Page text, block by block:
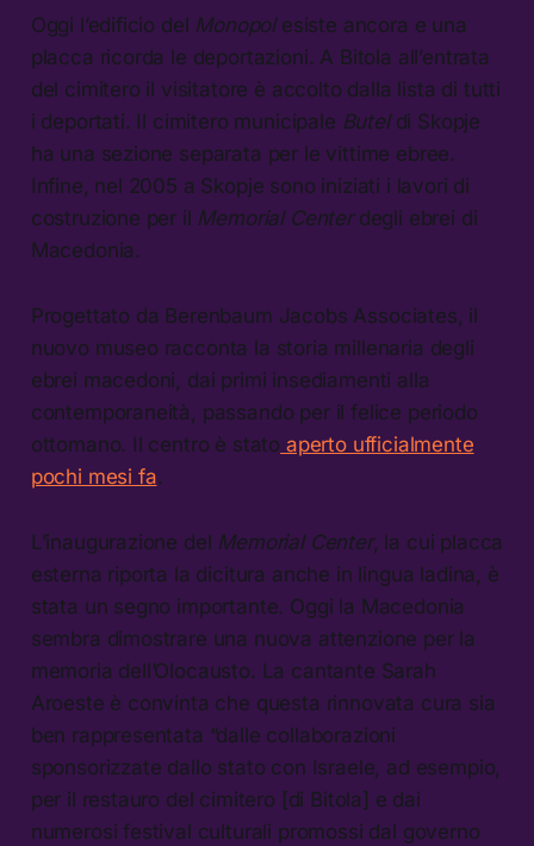
Oggi l’edificio del Monopol esiste ancora e una
placca ricorda le deportazioni. A Bitola all’entrata
del cimitero il visitatore è accolto dalla lista di tutti
i deportati. Il cimitero municipale Buteldi Skopje
ha una sezione separata per le vittime ebree.
Infine, nel 2005 a Skopje sono iniziati i lavori di
costruzione per il Memorial Centerdegli ebrei di
Macedonia.
Progettato da Berenbaum Jacobs Associates, il
nuovo museo racconta la storia millenaria degli
ebrei macedoni, dai primi insediamenti alla
contemporaneità, passando per il felice periodo
ottomano. Il centro è stato aperto ufficialmente
pochi mesi fa.
L’inaugurazione del Memorial Center, la cui placca
esterna riporta la dicitura anche in lingua ladina, è
stata un segno importante. Oggi la Macedonia
sembra dimostrare una nuova attenzione per la
memoria dell’Olocausto. La cantante Sarah
Aroeste è convinta che questa rinnovata cura sia
ben rappresentata “dalle collaborazioni
sponsorizzate dallo stato con Israele, ad esempio,
per il restauro del cimitero [di Bitola] e dai
numerosi festival culturali promossi dal governo